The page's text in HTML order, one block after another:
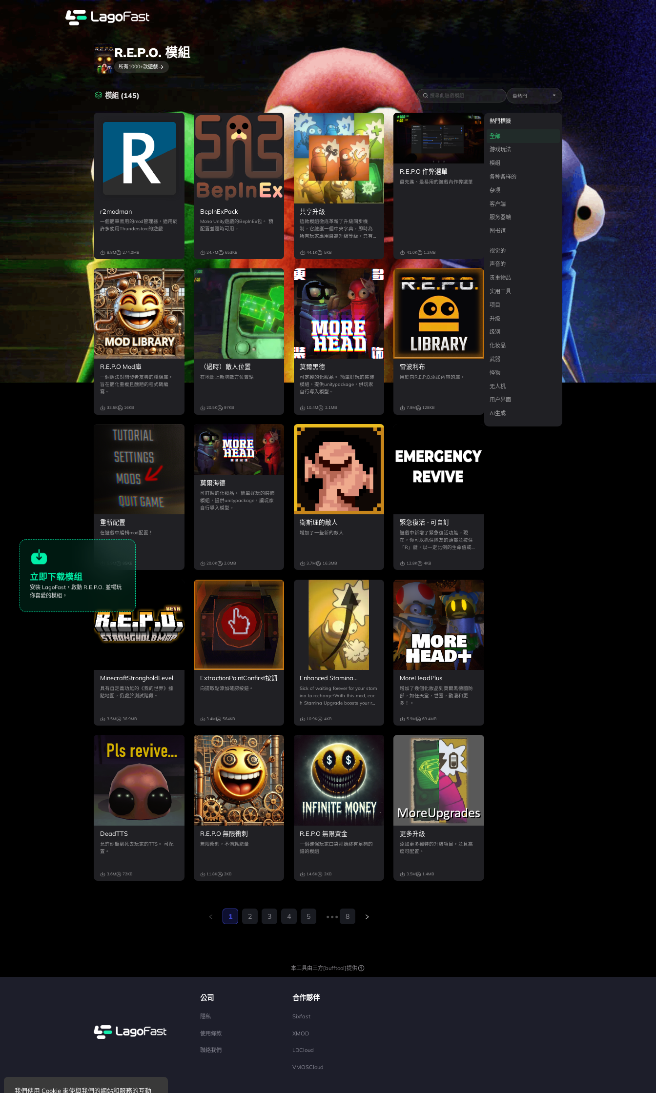
R.E.P.O. 模組
所有1000+款遊戲
模組(145) 最熱門
r2modman
一個簡單易用的mod管理器，適用於
許多使用Thunderstore的遊戲
8.8M 274.0MB
BepInExPack
Mono Unity遊戲的BepInEx包。 預
配置並隨時可用。
24.7M 653KB
共享升級
這款模組徹底革新了升級同步機
制，它維護一個中央字典，即時為
所有玩家應用最高升級等級。只有
支援官方升級和修改後的升級。
44.1K 5KB
R.E.P.O 作弊選單
最先進、最易用的遊戲內作弊選單
41.0K 1.2MB
R.E.P.O Mod庫
一個語法對開發者友善的模組庫，
旨在簡化重複且醜陋的程式碼編
寫。
33.5K 16KB
（過時）敵人位置
在地圖上新增敵方位置點
20.5K 97KB
莫爾黑德
可定製的化妝品。 簡單好玩的裝飾
模組，提供unitypackage，供玩家
自行導入模型。
10.4M 2.1MB
雷波利布
用於向R.E.P.O.添加內容的庫。
7.9M 128KB
重新配置
在遊戲中編輯mod配置！
85KB
莫爾海德
可訂製的化妝品。 簡單好玩的裝飾
模組，提供unitypackage，讓玩家
自行導入模型。
20.0K 2.0MB
衛斯理的敵人
增加了一些新的敵人
3.7M 16.3MB
緊急復活 - 可自訂
遊戲中新增了緊急復活功能。現
在，你可以抓住隊友的頭部並按住
「R」鍵，以一定比例的生命值或免
12.8K 4KB
MinecraftStrongholdLevel
具有自定義功能的《我的世界》據
點地圖，仍處於測試階段。
3.5M 36.9MB
ExtractionPointConfirst按鈕
向提取點添加確認按鈕。
3.4M 564KB
Enhanced Stamina
Upgrade
Sick of waiting forever for your stam
ina to recharge?With this mod, eac
h Stamina Upgrade boosts your reg
10.9K 4KB
MoreHeadPlus
增加了幾個化妝品到莫爾黑德國防
部，如任天堂，世嘉，動漫和更
多！。
5.9M 69.4MB
DeadTTS
允許你聽到死去玩家的TTS。 可配
置。
3.6M 72KB
R.E.P.O 無限衝刺
無限衝刺，不消耗能量
11.8K 2KB
R.E.P.O 無限資金
一個確保玩家口袋裡始終有足夠的
錢的模組
14.6K 2KB
更多升級
添加更多獨特的升級項目，並且高
度可配置。
3.5M 1.4MB
1 2 3 4 5 ••• 8
熱門標籤
全部
游戏玩法
模组
各种各样的
杂项
客户端
服务器端
图书馆
视觉的
声音的
贵重物品
实用工具
项目
升级
级别
化妆品
武器
怪物
无人机
用户界面
AI生成
本工具由三方[bufftool]提供
立即下载模组
安裝 LagoFast，啟動 R.E.P.O. 並暢玩
你喜愛的模組。
公司
隱私
使用條款
聯絡我們
合作夥伴
Sixfast
XMOD
LDCloud
VMOSCloud
我們使用 Cookie 來使與我們的網站和服務的互動